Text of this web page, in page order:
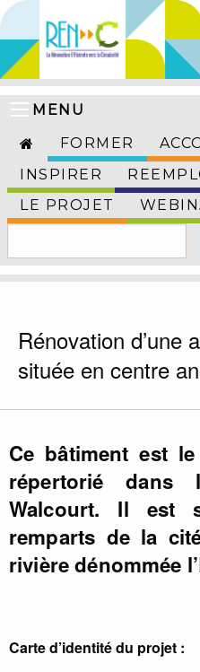
MENU
FORMER
INSPIRER
LE PROJET
Rénovation d’une
située en centre
Ce bâtiment est
répertorié
Walcourt. Il est
remparts de la
rivière dénommée
Carte d’identité du projet :